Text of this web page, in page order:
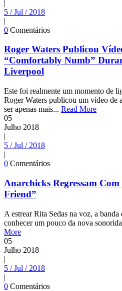
5 / Jul / 2018
|
0 Comentários
Roger Waters Publicou
“Comfortably Numb”
Liverpool
Este foi realmente um momento de
Roger Waters publicou um vídeo de
ser apenas mais... Read More
05
Julho 2018
|
5 / Jul / 2018
|
0 Comentários
Anarchicks Regressam
Friend”
A estrear Rita Sedas na voz, a banda
conhecer um pouco da nova
More
05
Julho 2018
|
5 / Jul / 2018
|
0 Comentários